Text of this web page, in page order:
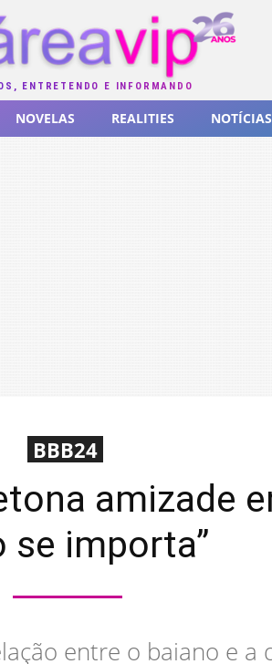
ENTRETENDO E INFORMANDO
NOVELAS REALITIES NOTÍCIAS
BBB24
amizade
se importa”
entre o baiano e a